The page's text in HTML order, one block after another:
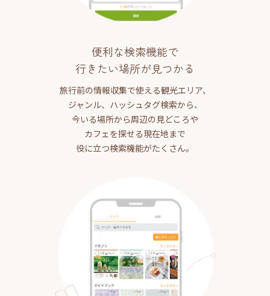
便利な検索機能で
行きたい場所が見つかる
旅行前の情報収集で使える観光エリア、
ジャンル、ハッシュタグ検索から、
今いる場所から周辺の見どころや
カフェを探せる現在地まで
役に立つ検索機能がたくさん。